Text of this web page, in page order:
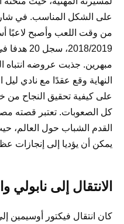
على الشكل المناسب. في
من وقت اللعب وأصبح لاعبًا
مبهرين. جذبت عروضه انتباه
النهاية وقع عقدًا مع نادي
على كيفية تحقيق النجاح من
كل الصعوبات. تعتبر قصته
القدم الشباب حول العالم،
يمكن أن يؤديا إلى إنجازات
الانتقال إلى نابولي
كان انتقال فيكتور أوسيمين